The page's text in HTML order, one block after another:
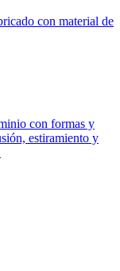
con material de
con formas y
estiramiento y